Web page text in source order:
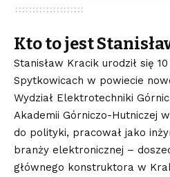
Kto to jest
Stanisław Kracik urodził się
Spytkowicach w powiecie
Wydział Elektrotechniki
Akademii Górniczo-Hutniczej
do polityki, pracował jako
branży elektronicznej –
głównego konstruktora w